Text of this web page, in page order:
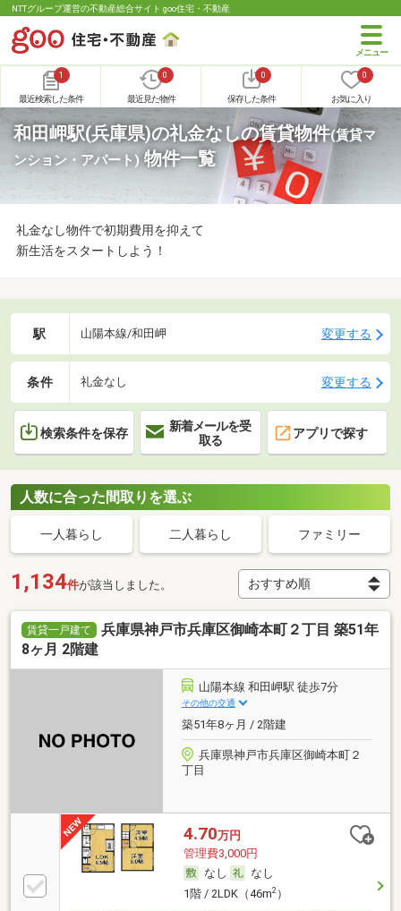
NTTグループ運営の不動産総合サイト goo住宅・不動産
1
最近検索した条件
0
最近見た物件
0
保存した条件
0
お気に入り
和田岬駅(兵庫県)の礼金なしの賃貸物件(賃貸マ
ンション・アパート) 物件一覧
礼金なし物件で初期費用を抑えて
新生活をスタートしよう！
駅 山陽本線/和田岬 変更する
条件 礼金なし 変更する
検索条件を保存
新着メールを受
取る
アプリで探す
人数に合った間取りを選ぶ
一人暮らし 二人暮らし ファミリー
1,134件が該当しました。
賃貸一戸建て
兵庫県神戸市兵庫区御崎本町２丁目 築51年
8ヶ月 2階建
山陽本線 和田岬駅 徒歩7分
その他の交通
築51年8ヶ月 / 2階建
兵庫県神戸市兵庫区御崎本町２
丁目
4.70万円
管理費3,000円
なし
なし
1階 / 2LDK（46m2）